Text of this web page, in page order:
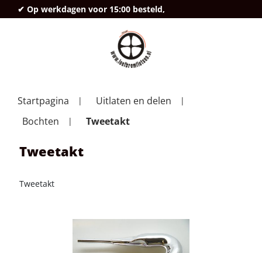
✔ Op werkdagen voor 15:00 besteld,
Startpagina
Uitlaten en delen
Bochten
Tweetakt
Tweetakt
Tweetakt